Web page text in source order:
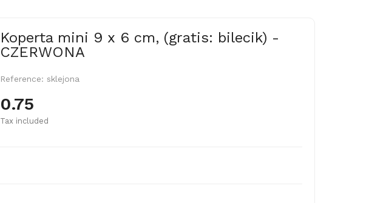
Koperta mini 9 x 6 cm, (gratis: bilecik) -
CZERWONA
Reference: sklejona
0.75
Tax included